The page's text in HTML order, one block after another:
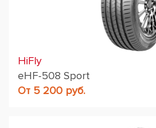
HiFly
eHF-508 Sport
От 5 200 руб.